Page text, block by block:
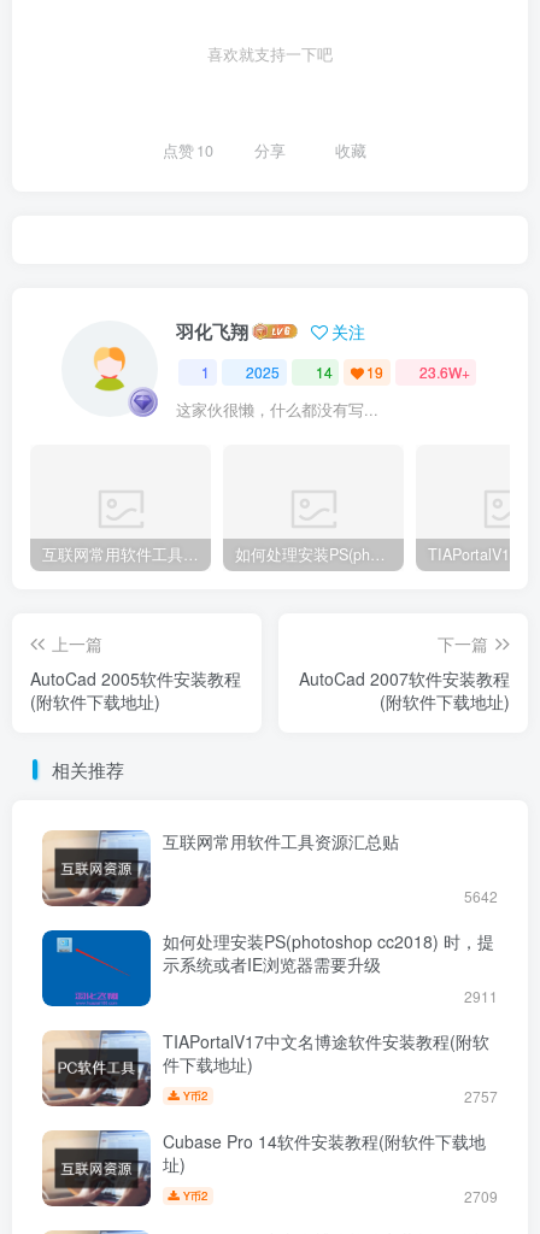
喜欢就支持一下吧
点赞10 分享 收藏
羽化飞翔 关注
1 2025 14 19 23.6W+
这家伙很懒，什么都没有写...
互联网常用软件工具资源汇总贴 如何处理安装PS(photoshop cc2018) 时，提示系统或者IE浏览器需要升级
上一篇
​AutoCad 2005软件安装教程
(附软件下载地址)
下一篇
​AutoCad 2007软件安装教程
(附软件下载地址)
相关推荐
互联网常用软件工具资源汇总贴
5642
如何处理安装PS(photoshop cc2018) 时，提
示系统或者IE浏览器需要升级
2911
TIAPortalV17中文名博途软件安装教程(附软
件下载地址)
Y币2 2757
Cubase Pro 14软件安装教程(附软件下载地
址)
Y币2 2709